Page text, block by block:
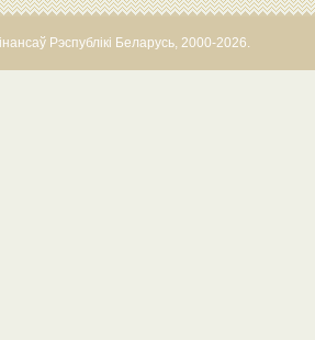
Рэспублікі Беларусь, 2000-2026.